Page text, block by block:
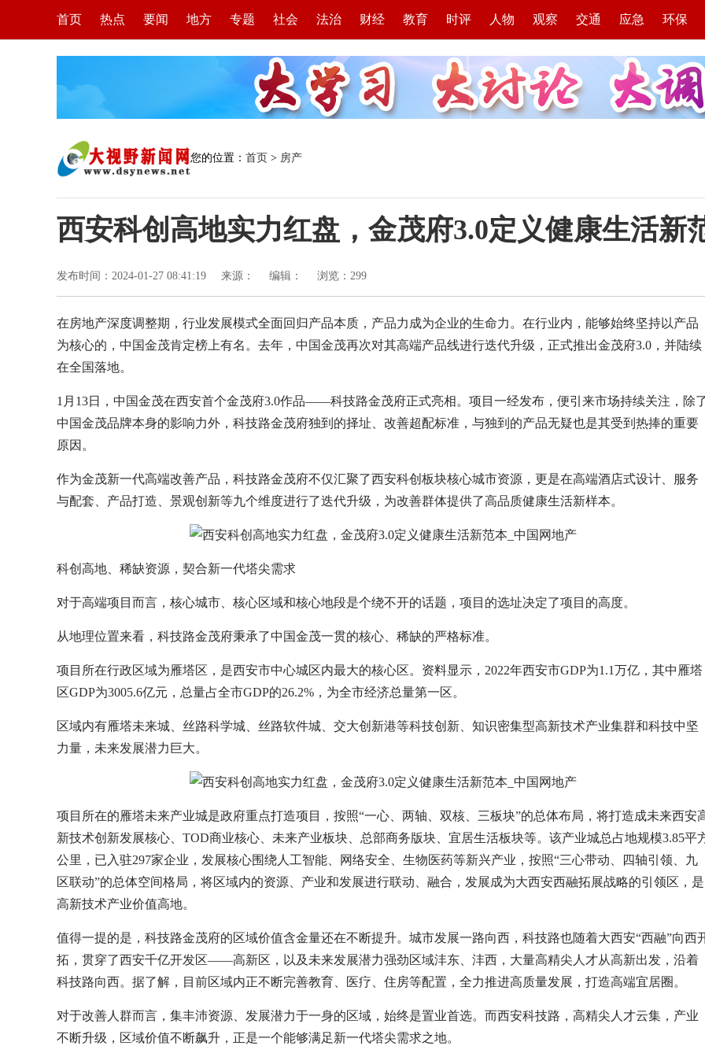
首页 热点 要闻 地方 专题 社会 法治 财经 教育 时评 人物 观察 交通 应急 环保
您的位置： 首页 > 房产
西安科创高地实力红盘，金茂府3.0定义健康生活新
发布时间：2024-01-27 08:41:19 来源： 编辑： 浏览： 299
在房地产深度调整期，行业发展模式全面回归产品本质，产品力成为企业的生命力。在行业内，能够始终坚持以产品
为核心的，中国金茂肯定榜上有名。去年，中国金茂再次对其高端产品线进行迭代升级，正式推出金茂府3.0，并陆续
在全国落地。
1月13日，中国金茂在西安首个金茂府3.0作品——科技路金茂府正式亮相。项目一经发布，便引来市场持续关注，除
中国金茂品牌本身的影响力外，科技路金茂府独到的择址、改善超配标准，与独到的产品无疑也是其受到热捧的重要
原因。
作为金茂新一代高端改善产品，科技路金茂府不仅汇聚了西安科创板块核心城市资源，更是在高端酒店式设计、服务
与配套、产品打造、景观创新等九个维度进行了迭代升级，为改善群体提供了高品质健康生活新样本。
科创高地、稀缺资源，契合新一代塔尖需求
对于高端项目而言，核心城市、核心区域和核心地段是个绕不开的话题，项目的选址决定了项目的高度。
从地理位置来看，科技路金茂府秉承了中国金茂一贯的核心、稀缺的严格标准。
项目所在行政区域为雁塔区，是西安市中心城区内最大的核心区。资料显示，2022年西安市GDP为1.1万亿，其中雁塔
区GDP为3005.6亿元，总量占全市GDP的26.2%，为全市经济总量第一区。
区域内有雁塔未来城、丝路科学城、丝路软件城、交大创新港等科技创新、知识密集型高新技术产业集群和科技中坚
力量，未来发展潜力巨大。
项目所在的雁塔未来产业城是政府重点打造项目，按照“一心、两轴、双核、三板块”的总体布局，将打造成未来西安
新技术创新发展核心、TOD商业核心、未来产业板块、总部商务版块、宜居生活板块等。该产业城总占地规模3.85平
公里，已入驻297家企业，发展核心围绕人工智能、网络安全、生物医药等新兴产业，按照“三心带动、四轴引领、九
区联动”的总体空间格局，将区域内的资源、产业和发展进行联动、融合，发展成为大西安西融拓展战略的引领区，是
高新技术产业价值高地。
值得一提的是，科技路金茂府的区域价值含金量还在不断提升。城市发展一路向西，科技路也随着大西安“西融”向西
拓，贯穿了西安千亿开发区——高新区，以及未来发展潜力强劲区域沣东、沣西，大量高精尖人才从高新出发，沿着
科技路向西。据了解，目前区域内正不断完善教育、医疗、住房等配置，全力推进高质量发展，打造高端宜居圈。
对于改善人群而言，集丰沛资源、发展潜力于一身的区域，始终是置业首选。而西安科技路，高精尖人才云集，产业
不断升级，区域价值不断飙升，正是一个能够满足新一代塔尖需求之地。